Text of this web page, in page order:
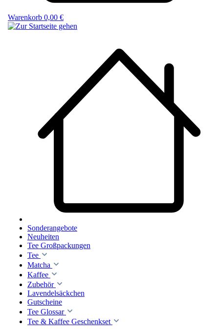
Warenkorb 0,00 €
Sonderangebote
Neuheiten
Tee Großpackungen
Tee
Matcha
Kaffee
Zubehör
Lavendelsäckchen
Gutscheine
Tee Glossar
Tee & Kaffee Geschenkset